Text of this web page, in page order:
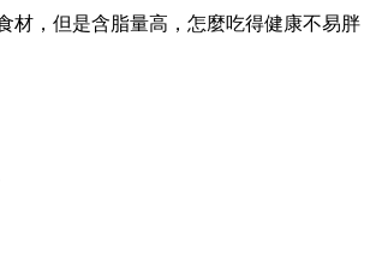
材，但是含脂量高，怎麼吃得健康不易胖